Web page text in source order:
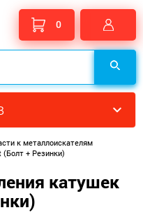
0
к металлоискателям
+ Резинки)
катушек